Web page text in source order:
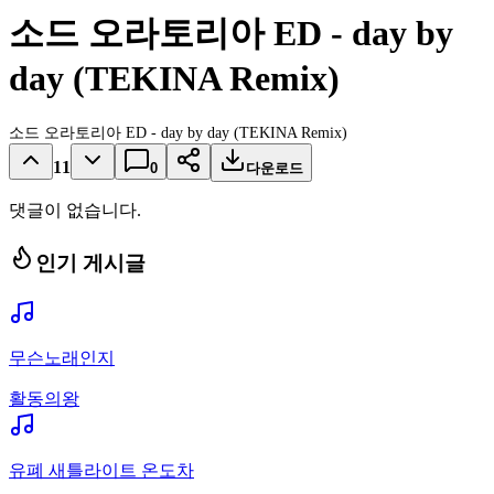
소드 오라토리아 ED - day by
day (TEKINA Remix)
소드 오라토리아 ED - day by day (TEKINA Remix)
11 0 다운로드
댓글이 없습니다.
인기 게시글
무슨노래인지
활동의왕
유폐 새틀라이트 온도차